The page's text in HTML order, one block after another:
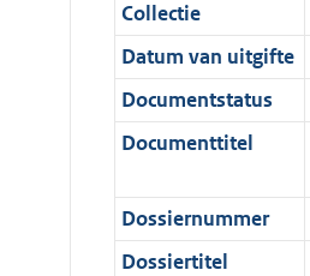
i
e
i
n
o
r
m
4
2
K
b
t
i
e
i
f
o
r
:
8
K
b
a
t
i
e
n
f
o
e
:
6
K
c
a
t
i
i
n
f
t
e
:
4
b
Collectie
Datum van uitgifte
Documentstatus
Documenttitel
Dossiernummer
Dossiertitel